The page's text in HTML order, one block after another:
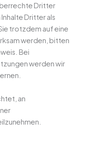
Dritter
Dritter als
trotzdem auf eine
werden, bitten
Bei
werden wir
an